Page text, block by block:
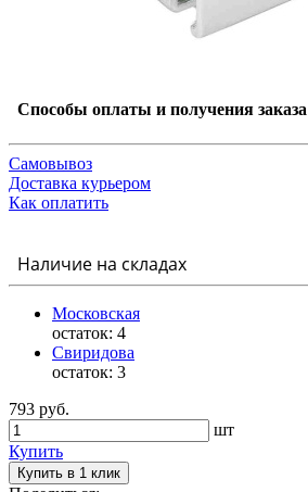
Способы оплаты и получения заказа
Самовывоз
Доставка курьером
Как оплатить
Наличие на складах
Московская
остаток: 4
Свиридова
остаток: 3
793 руб.
шт
Купить
Купить в 1 клик